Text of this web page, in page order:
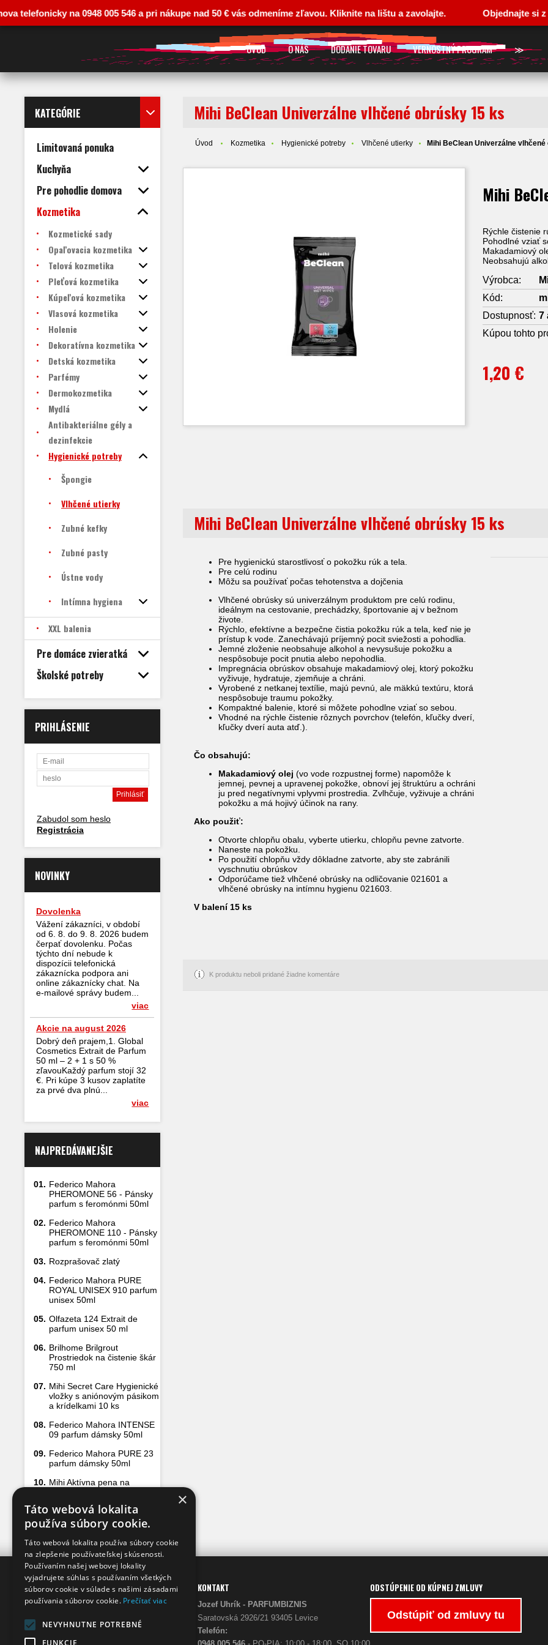
ÚVOD O NÁS DODANIE TOVARU VERNOSTNÝ PROGRAM ≫
KATEGÓRIE
Limitovaná ponuka
Kuchyňa
Pre pohodlie domova
Kozmetika
Kozmetické sady
Opaľovacia kozmetika
Telová kozmetika
Pleťová kozmetika
Kúpeľová kozmetika
Vlasová kozmetika
Holenie
Dekoratívna kozmetika
Detská kozmetika
Parfémy
Dermokozmetika
Mydlá
Antibakteriálne gély a
dezinfekcie
Hygienické potreby
Špongie
Vlhčené utierky
Zubné kefky
Zubné pasty
Ústne vody
Intímna hygiena
XXL balenia
Pre domáce zvieratká
Školské potreby
PRIHLÁSENIE
Zabudol som heslo
Registrácia
NOVINKY
Dovolenka
Vážení zákazníci, v období
od 6. 8. do 9. 8. 2026 budem
čerpať dovolenku. Počas
týchto dní nebude k
dispozícii telefonická
zákaznícka podpora ani
online zákaznícky chat. Na
e-mailové správy budem...
viac
Akcie na august 2026
Dobrý deň prajem,1. Global
Cosmetics Extrait de Parfum
50 ml – 2 + 1 s 50 %
zľavouKaždý parfum stojí 32
€. Pri kúpe 3 kusov zaplatíte
za prvé dva plnú...
viac
NAJPREDÁVANEJŠIE
01. Federico Mahora
PHEROMONE 56 - Pánsky
parfum s feromónmi 50ml
02. Federico Mahora
PHEROMONE 110 - Pánsky
parfum s feromónmi 50ml
03. Rozprašovač zlatý
04. Federico Mahora PURE
ROYAL UNISEX 910 parfum
unisex 50ml
05. Olfazeta 124 Extrait de
parfum unisex 50 ml
06. Brilhome Brilgrout
Prostriedok na čistenie škár
750 ml
07. Mihi Secret Care Hygienické
vložky s aniónovým pásikom
a krídelkami 10 ks
08. Federico Mahora INTENSE
09 parfum dámsky 50ml
09. Federico Mahora PURE 23
parfum dámsky 50ml
10. Mihi Aktívna pena na
Mihi BeClean Univerzálne vlhčené obrúsky 15 ks
Úvod Kozmetika Hygienické potreby Vlhčené utierky Mihi BeClean Univerzálne
Mihi
Rýchle čistenie
Pohodlné vziať
Makadamiový
Neobsahujú
Výrobca:
Kód:
Dostupnosť: 7
Kúpou tohto
1,20 €
Mihi BeClean Univerzálne vlhčené obrúsky 15 ks
Pre hygienickú starostlivosť o pokožku rúk a tela.
Pre celú rodinu
Môžu sa používať počas tehotenstva a dojčenia
Vlhčené obrúsky sú univerzálnym produktom pre celú rodinu,
ideálnym na cestovanie, prechádzky, športovanie aj v bežnom
živote.
Rýchlo, efektívne a bezpečne čistia pokožku rúk a tela, keď nie je
prístup k vode. Zanechávajú príjemný pocit sviežosti a pohodlia.
Jemné zloženie neobsahuje alkohol a nevysušuje pokožku a
nespôsobuje pocit pnutia alebo nepohodlia.
Impregnácia obrúskov obsahuje makadamiový olej, ktorý pokožku
vyživuje, hydratuje, zjemňuje a chráni.
Vyrobené z netkanej textílie, majú pevnú, ale mäkkú textúru, ktorá
nespôsobuje traumu pokožky.
Kompaktné balenie, ktoré si môžete pohodlne vziať so sebou.
Vhodné na rýchle čistenie rôznych povrchov (telefón, kľučky dverí,
kľučky dverí auta atď.).
Čo obsahujú:
Makadamiový olej (vo vode rozpustnej forme) napomôže k
jemnej, pevnej a upravenej pokožke, obnoví jej štruktúru a ochráni
ju pred negatívnymi vplyvmi prostredia. Zvlhčuje, vyživuje a chráni
pokožku a má hojivý účinok na rany.
Ako použiť:
Otvorte chlopňu obalu, vyberte utierku, chlopňu pevne zatvorte.
Naneste na pokožku.
Po použití chlopňu vždy dôkladne zatvorte, aby ste zabránili
vyschnutiu obrúskov
Odporúčame tiež vlhčené obrúsky na odličovanie 021601 a
vlhčené obrúsky na intímnu hygienu 021603.
V balení 15 ks
K produktu neboli pridané žiadne komentáre
INFO
Prečo my
O nás
KONTAKT
Jozef Uhrík - PARFUMBIZNIS
Saratovská 2926/21 93405 Levice
Telefón:
ODSTÚPENIE OD KÚPNEJ ZMLUVY
Odstúpiť od zmluvy tu
na 0948 005 546 a pri nákupe nad 50 € vás odmeníme zľavou. Kliknite na lištu a zavolajte. Objednajte si z
×
Táto webová lokalita
používa súbory cookie.
Táto webová lokalita používa súbory cookie
na zlepšenie používateľskej skúsenosti.
Používaním našej webovej lokality
vyjadrujete súhlas s používaním všetkých
súborov cookie v súlade s našimi zásadami
používania súborov cookie. Prečítať viac
NEVYHNUTNE POTREBNÉ
FUNKCIE